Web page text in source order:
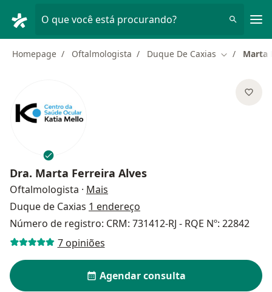
O que você está procurando?
Homepage Oftalmologista Duque De Caxias Mudar de
Marta
Dra. Marta Ferreira Alves
Oftalmologista · Mais
Duque de Caxias 1 endereço
Número de registro: CRM: 731412-RJ - RQE Nº: 22842
7 opiniões
Agendar consulta